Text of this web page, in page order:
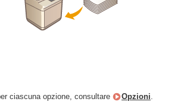
ciascuna opzione, consultare Opzioni.